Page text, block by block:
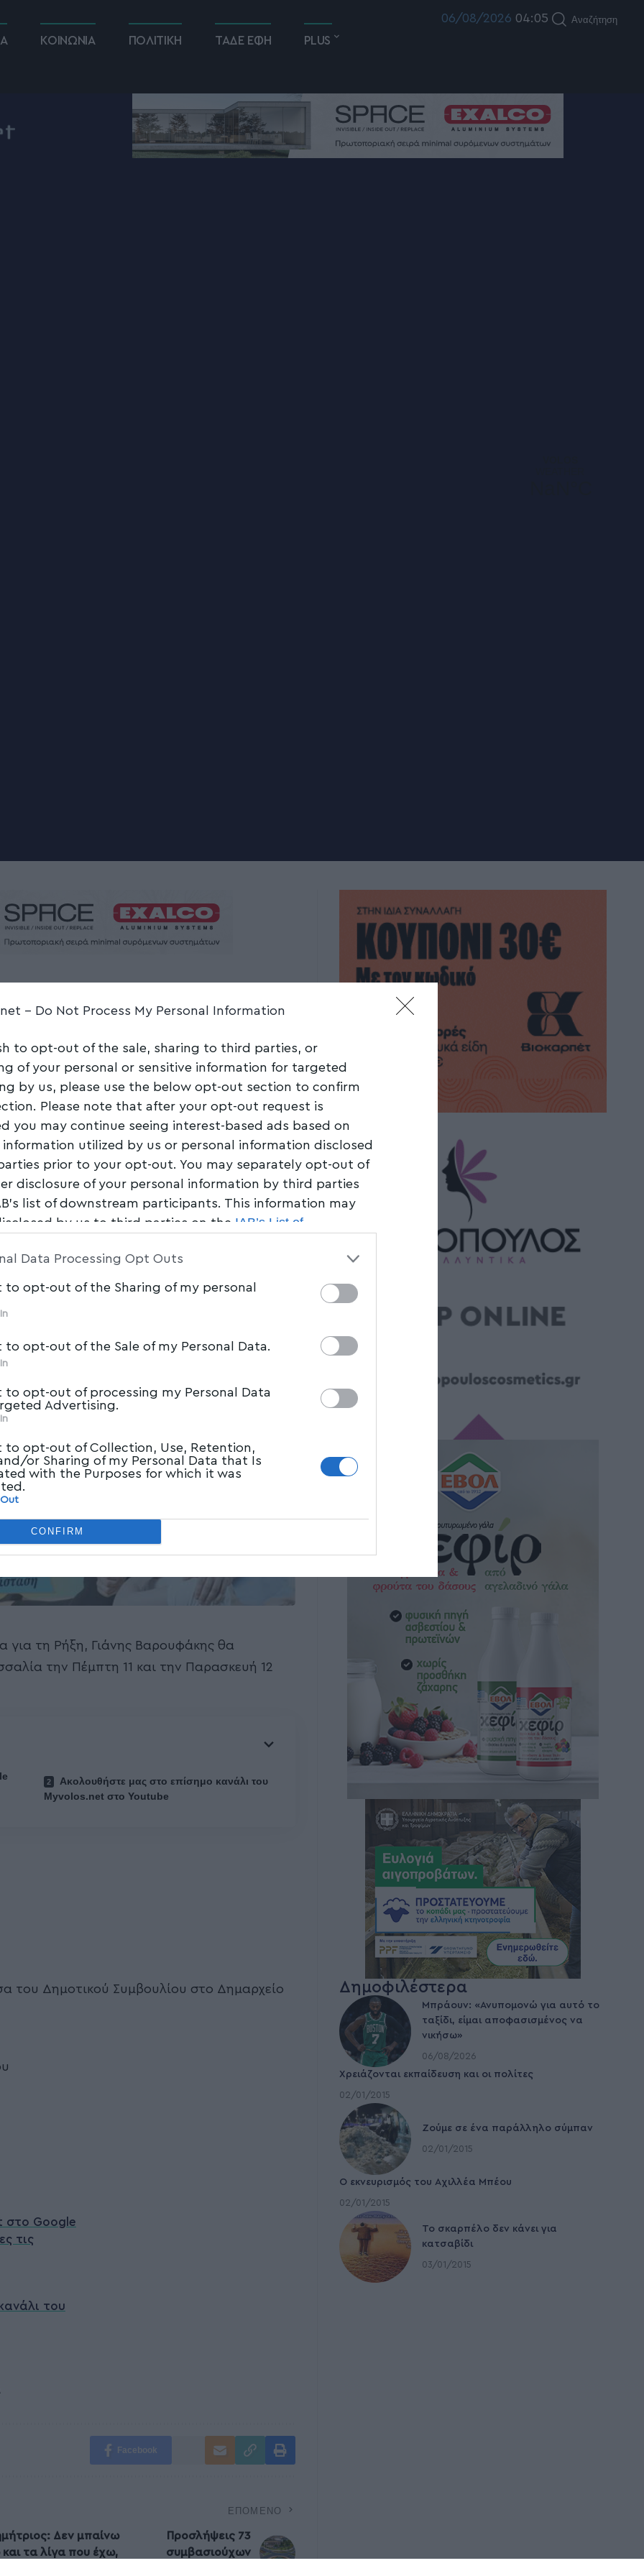
- Do Not Process My Personal Information
to opt-out of the sale, sharing to third parties, or
of your personal or sensitive information for targeted
by us, please use the below opt-out section to confirm
Please note that after your opt-out request is
you may continue seeing interest-based ads based on
information utilized by us or personal information disclosed
prior to your opt-out. You may separately opt-out of
disclosure of your personal information by third parties
list of downstream participants. This information may
by us to third parties on the IAB’s List of
Data Processing Opt Outs
to opt-out of the Sharing of my personal
to opt-out of the Sale of my Personal Data.
to opt-out of processing my Personal Data
Advertising.
to opt-out of Collection, Use, Retention,
or Sharing of my Personal Data that Is
with the Purposes for which it was
CONFIRM
ΚΟΙΝΩΝΙΑ ΠΟΛΙΤΙΚΗ ΤΑΔΕ ΕΦΗ PLUS
06/08/2026 04:05 Αναζήτηση
την Πέμπτη στην
για τη Ρήξη, Γιάνης Βαρουφάκης θα
την Πέμπτη 11 και την Παρασκευή 12
Ακολουθήστε μας στο επίσημο κανάλι του
Myvolos.net στο Youtube
του Δημοτικού Συμβουλίου στο Δημαρχείο
στο Google
τις
του
Facebook
Δεν μπαίνω
τα λίγα που έχω,
ΕΠΌΜΕΝΟ
Προσλήψεις 73
συμβασιούχων
Δημοφιλέστερα
Μπράουν: «Ανυπομονώ για αυτό το
ταξίδι, είμαι αποφασισμένος να
νικήσω»
06/08/2026
Χρειάζονται εκπαίδευση και οι πολίτες
02/01/2015
Ζούμε σε ένα παράλληλο σύμπαν
02/01/2015
Ο εκνευρισμός του Αχιλλέα Μπέου
02/01/2015
To σκαρπέλο δεν κάνει για
κατσαβίδι
03/01/2015